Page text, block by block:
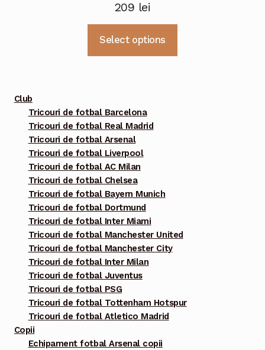
209 lei
Select options
Club
Tricouri de fotbal Barcelona
Tricouri de fotbal Real Madrid
Tricouri de fotbal Arsenal
Tricouri de fotbal Liverpool
Tricouri de fotbal AC Milan
Tricouri de fotbal Chelsea
Tricouri de fotbal Bayern Munich
Tricouri de fotbal Dortmund
Tricouri de fotbal Inter Miami
Tricouri de fotbal Manchester United
Tricouri de fotbal Manchester City
Tricouri de fotbal Inter Milan
Tricouri de fotbal Juventus
Tricouri de fotbal PSG
Tricouri de fotbal Tottenham Hotspur
Tricouri de fotbal Atletico Madrid
Copii
Echipament fotbal Arsenal copii